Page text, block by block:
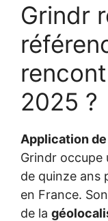
Grindr
2025 ?
Application
Grindr occupe
de quinze ans
en France.
de la